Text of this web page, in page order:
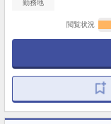
勤務地
閲覧状況